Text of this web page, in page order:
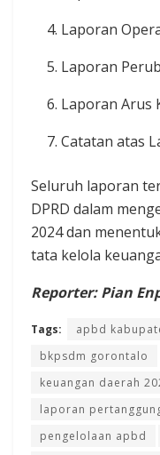
Laporan
Laporan
Laporan Arus
Catatan atas
Seluruh laporan
DPRD dalam
2024 dan
tata kelola
Reporter: Pian
Tags:
apbd
bkpsdm gorontalo
keuangan daerah
laporan
pengelolaan apbd